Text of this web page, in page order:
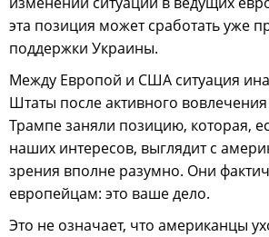
эта позиция может сработать уже
поддержки Украины.
Между Европой и США ситуация
Штаты после активного
Трампе заняли позицию, которая,
наших интересов, выглядит с
зрения вполне разумно. Они
европейцам: это ваше дело.
Это не означает, что американцы